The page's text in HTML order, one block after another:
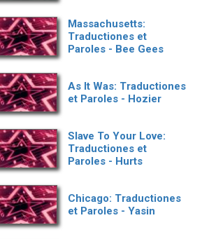
Massachusetts:
Traductiones et
Paroles - Bee Gees
As It Was: Traductiones
et Paroles - Hozier
Slave To Your Love:
Traductiones et
Paroles - Hurts
Chicago: Traductiones
et Paroles - Yasin